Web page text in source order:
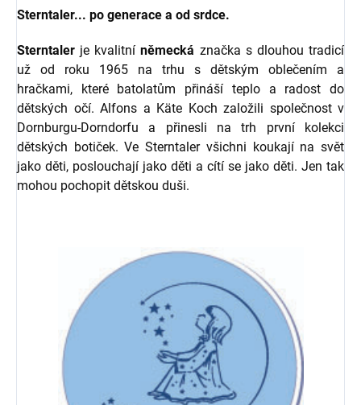
Sterntaler... po generace a od srdce.
Sterntaler je kvalitníněmecká značka s dlouhou tradicí
už od roku 1965 na trhu s dětským oblečením a
hračkami, které batolatům přináší teplo a radost do
dětských očí. Alfons a Käte Koch založili společnost v
Dornburgu-Dorndorfu a přinesli na trh první kolekci
dětských botiček. Ve Sterntaler všichni koukají na svět
jako děti, poslouchají jako děti a cítí se jako děti. Jen tak
mohou pochopit dětskou duši.